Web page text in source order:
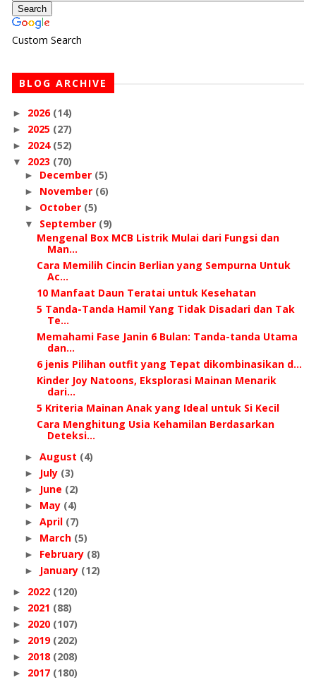
Custom Search
BLOG ARCHIVE
► 2026 (14)
► 2025 (27)
► 2024 (52)
▼ 2023 (70)
► December (5)
► November (6)
► October (5)
▼ September (9)
Mengenal Box MCB Listrik Mulai dari Fungsi dan
Man...
Cara Memilih Cincin Berlian yang Sempurna Untuk
Ac...
10 Manfaat Daun Teratai untuk Kesehatan
5 Tanda-Tanda Hamil Yang Tidak Disadari dan Tak
Te...
Memahami Fase Janin 6 Bulan: Tanda-tanda Utama
dan...
6 jenis Pilihan outfit yang Tepat dikombinasikan d...
Kinder Joy Natoons, Eksplorasi Mainan Menarik
dari...
5 Kriteria Mainan Anak yang Ideal untuk Si Kecil
Cara Menghitung Usia Kehamilan Berdasarkan
Deteksi...
► August (4)
► July (3)
► June (2)
► May (4)
► April (7)
► March (5)
► February (8)
► January (12)
► 2022 (120)
► 2021 (88)
► 2020 (107)
► 2019 (202)
► 2018 (208)
► 2017 (180)